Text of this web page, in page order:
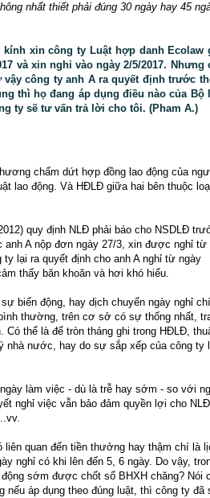
nhất thiết phải đúng 30 ngày hay 45
xin công ty Luật hợp danh Ecolaw
và xin nghỉ vào ngày 2/5/2017. Nhưng
vậy công ty anh A ra quyết định trước
thì họ đang áp dụng điều nào của Bộ
ty sẽ tư vấn trả lời cho tôi. (Pham A.)
chấm dứt hợp đồng lao động của
lao động. Và HĐLĐ giữa hai bên thuộc
quy định NLĐ phải báo cho NSDLĐ
A nộp đơn ngày 27/3, xin được nghỉ từ
lại ra quyết định cho anh A nghỉ từ ngày
thấy băn khoăn và hơi khó hiểu.
biến động, hay dịch chuyển ngày nghỉ
thường, trên cơ sở có sự thống nhất,
thể là để tròn tháng ghi trong HĐLĐ,
nhà nước, hay do sự sắp xếp của công ty
làm việc - dù là trễ hay sớm - so với
nghỉ việc vẫn bảo đảm quyền lợi cho
quan đến tiền thưởng hay thậm chí là
nghỉ có khi lên đến 5, 6 ngày. Do vậy,
sớm được chốt sổ BHXH chăng? Nói
nếu áp dụng theo đúng luật, thì công ty đã